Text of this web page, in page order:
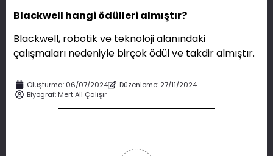
Blackwell hangi ödülleri almıştır?
Blackwell, robotik ve teknoloji alanındaki
çalışmaları nedeniyle birçok ödül ve takdir almıştır.
Oluşturma: 06/07/2024
Düzenleme: 27/11/2024
Biyograf: Mert Ali Çalışır